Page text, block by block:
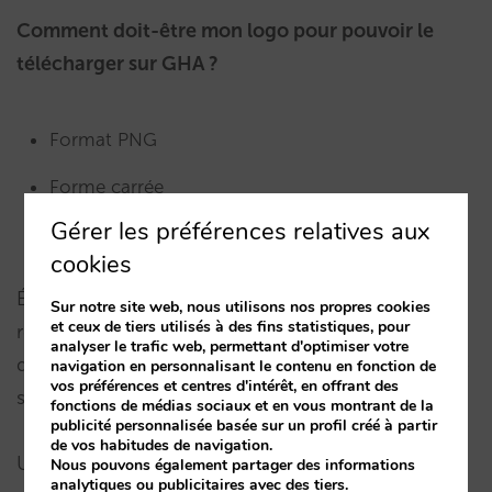
Comment doit-être mon logo pour pouvoir le
télécharger sur GHA ?
Format PNG
Forme carrée
Taille minimum 72 px X 72 px
Étant donné qu’il s’affiche en taille très
réduite, nous vous recommandons le même
design de logo que vous avez en favicon sur votre
site web au lieu de logo complet.
Une fois téléchargé, le logo sera actif au bout de
Gérer les préférences relatives aux
cookies
Sur notre site web, nous utilisons nos propres cookies
et ceux de tiers utilisés à des fins statistiques, pour
analyser le trafic web, permettant d'optimiser votre
navigation en personnalisant le contenu en fonction de
vos préférences et centres d'intérêt, en offrant des
fonctions de médias sociaux et en vous montrant de la
publicité personnalisée basée sur un profil créé à partir
de vos habitudes de navigation.
Nous pouvons également partager des informations
analytiques ou publicitaires avec des tiers.